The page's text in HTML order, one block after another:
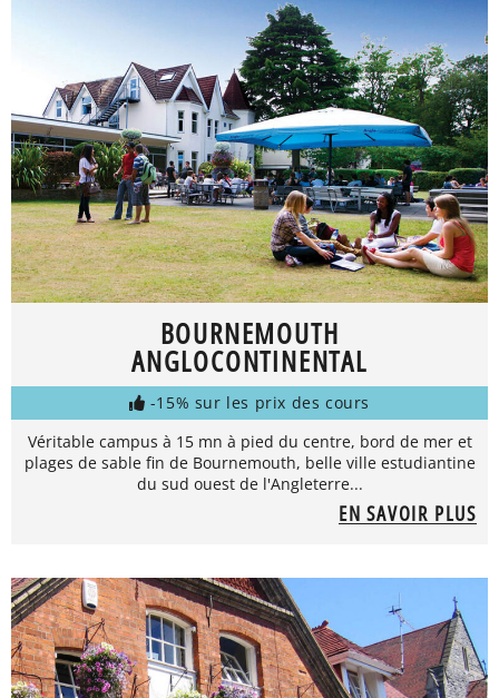
BOURNEMOUTH
ANGLOCONTINENTAL
-15% sur les prix des cours
Véritable campus à 15 mn à pied du centre, bord de mer et
plages de sable fin de Bournemouth, belle ville estudiantine
du sud ouest de l'Angleterre...
EN SAVOIR PLUS